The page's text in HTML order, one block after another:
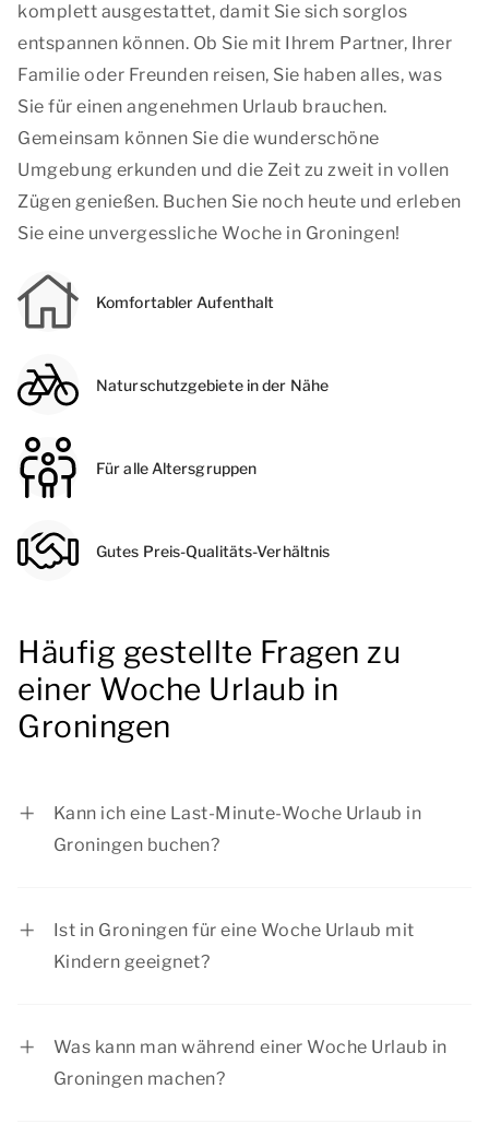
komplett ausgestattet, damit Sie sich sorglos
entspannen können. Ob Sie mit Ihrem Partner, Ihrer
Familie oder Freunden reisen, Sie haben alles, was
Sie für einen angenehmen Urlaub brauchen.
Gemeinsam können Sie die wunderschöne
Umgebung erkunden und die Zeit zu zweit in vollen
Zügen genießen. Buchen Sie noch heute und erleben
Sie eine unvergessliche Woche in Groningen!
Komfortabler Aufenthalt
Naturschutzgebiete in der Nähe
Für alle Altersgruppen
Gutes Preis-Qualitäts-Verhältnis
Häufig gestellte Fragen zu
einer Woche Urlaub in
Groningen
Kann ich eine Last-Minute-Woche Urlaub in
Groningen buchen?
Aufenthalt frühzeitig zu buchen.
Ist in Groningen für eine Woche Urlaub mit
Kindern geeignet?
Was kann man während einer Woche Urlaub in
Groningen machen?